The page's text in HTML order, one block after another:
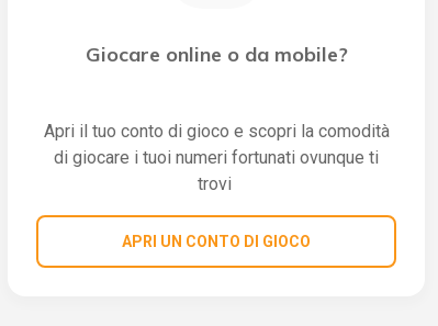
Giocare online o da mobile?
Apri il tuo conto di gioco e scopri la comodità
di giocare i tuoi numeri fortunati ovunque ti
trovi
APRI UN CONTO DI GIOCO